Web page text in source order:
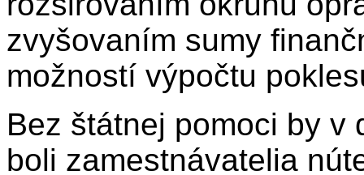
zvyšovaním sumy
možností výpočtu
Bez štátnej pomoci by v
boli zamestnávatelia